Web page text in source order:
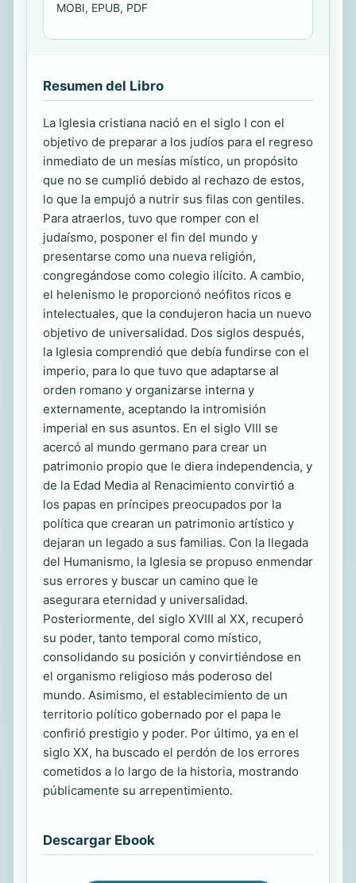
MOBI, EPUB, PDF
Resumen del Libro
La Iglesia cristiana nació en el siglo I con el
objetivo de preparar a los judíos para el regreso
inmediato de un mesías místico, un propósito
que no se cumplió debido al rechazo de estos,
lo que la empujó a nutrir sus filas con gentiles.
Para atraerlos, tuvo que romper con el
judaísmo, posponer el fin del mundo y
presentarse como una nueva religión,
congregándose como colegio ilícito. A cambio,
el helenismo le proporcionó neófitos ricos e
intelectuales, que la condujeron hacia un nuevo
objetivo de universalidad. Dos siglos después,
la Iglesia comprendió que debía fundirse con el
imperio, para lo que tuvo que adaptarse al
orden romano y organizarse interna y
externamente, aceptando la intromisión
imperial en sus asuntos. En el siglo VIII se
acercó al mundo germano para crear un
patrimonio propio que le diera independencia, y
de la Edad Media al Renacimiento convirtió a
los papas en príncipes preocupados por la
política que crearan un patrimonio artístico y
dejaran un legado a sus familias. Con la llegada
del Humanismo, la Iglesia se propuso enmendar
sus errores y buscar un camino que le
asegurara eternidad y universalidad.
Posteriormente, del siglo XVIII al XX, recuperó
su poder, tanto temporal como místico,
consolidando su posición y convirtiéndose en
el organismo religioso más poderoso del
mundo. Asimismo, el establecimiento de un
territorio político gobernado por el papa le
confirió prestigio y poder. Por último, ya en el
siglo XX, ha buscado el perdón de los errores
cometidos a lo largo de la historia, mostrando
públicamente su arrepentimiento.
Descargar Ebook